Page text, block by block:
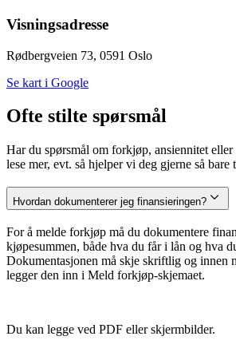
Visningsadresse
Rødbergveien 73, 0591 Oslo
Se kart i Google
Ofte stilte spørsmål
Har du spørsmål om forkjøp, ansiennitet
lese mer, evt. så hjelper vi deg gjerne så bare
Hvordan dokumenterer jeg finansieringen?
For å melde forkjøp må du dokumentere
kjøpesummen, både hva du får i lån og hva
Dokumentasjonen må skje skriftlig og innen
legger den inn i Meld forkjøp-skjemaet.
Du kan legge ved PDF eller skjermbilder.